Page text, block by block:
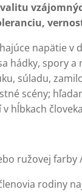
napätie
hádky, spory
súladu,
scény;
hĺbkach
ružovej
rodiny